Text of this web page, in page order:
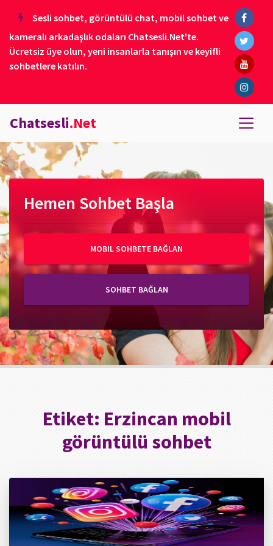
Sesli sohbet, görüntülü chat, mobil sohbet ve
kameralı arkadaşlık odaları Chatsesli.Net'te.
Ücretsiz üye olun, yeni insanlarla tanışın ve keyifli
sohbetlere katılın.
Chatsesli.Net
Hemen Sohbet Başla
MOBIL SOHBETE BAĞLAN
SOHBET BAĞLAN
Etiket: Erzincan mobil
görüntülü sohbet